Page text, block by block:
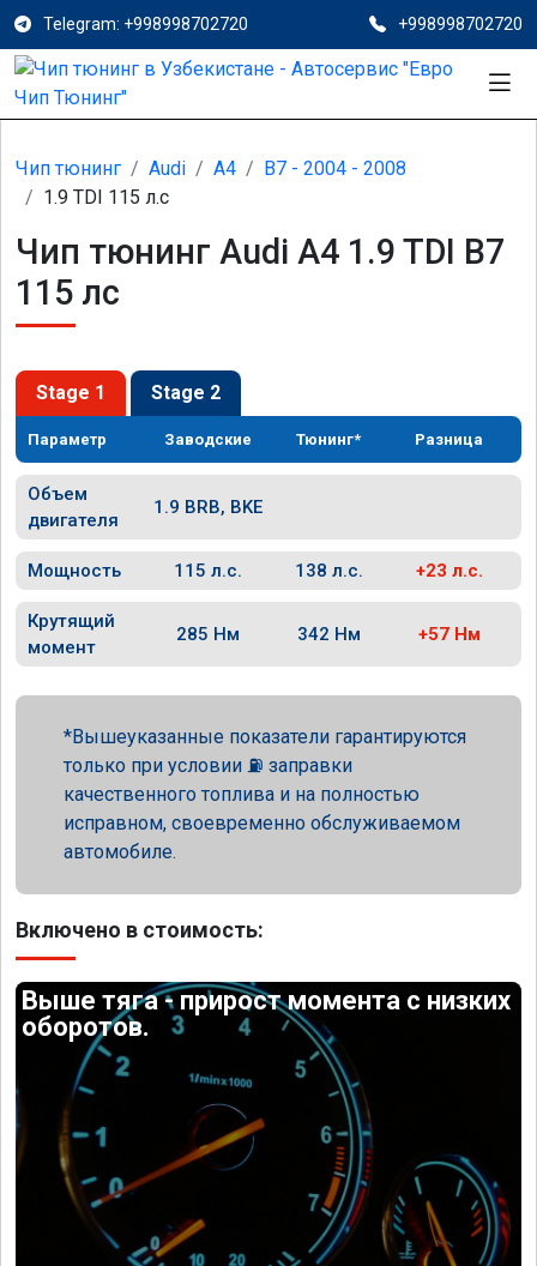
Telegram: +998998702720 +998998702720
Чип тюнинг Audi A4
B7 - 2004 - 2008
1.9 TDI 115 л.с
Чип тюнинг Audi A4 1.9 TDI B7
115 лс
Stage 1 Stage 2
Параметр Заводские Тюнинг* Разница
Объем
двигателя
1.9 BRB, BKE
Мощность 115 л.с. 138 л.с. +23 л.с.
Крутящий
момент
285 Нм 342 Нм +57 Нм
Вышеуказанные показатели гарантируются
только при условии ⛽ заправки
качественного топлива и на полностью
исправном, своевременно обслуживаемом
автомобиле.
Включено в стоимость:
Выше тяга - прирост момента с низких
оборотов.